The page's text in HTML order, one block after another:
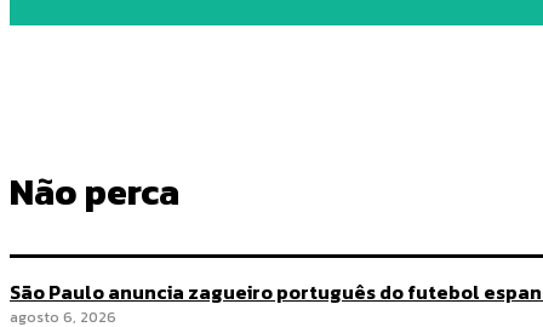
Não perca
São Paulo anuncia zagueiro português do futebol
agosto 6, 2026